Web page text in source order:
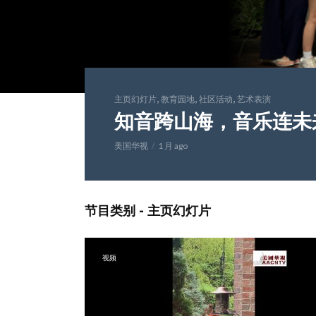
主页幻灯片, 教育园地, 社区活动, 艺术表演
知音跨山海，音乐连
美国华视 1 月 ago
节目类别 - 主页幻灯片
视频